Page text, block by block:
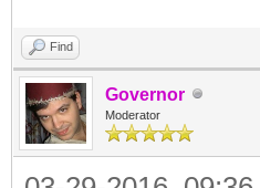
Find
Governor
Moderator